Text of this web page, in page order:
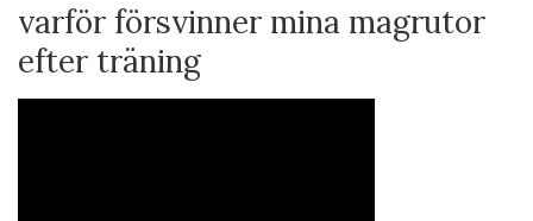
varför försvinner mina magrutor
efter träning